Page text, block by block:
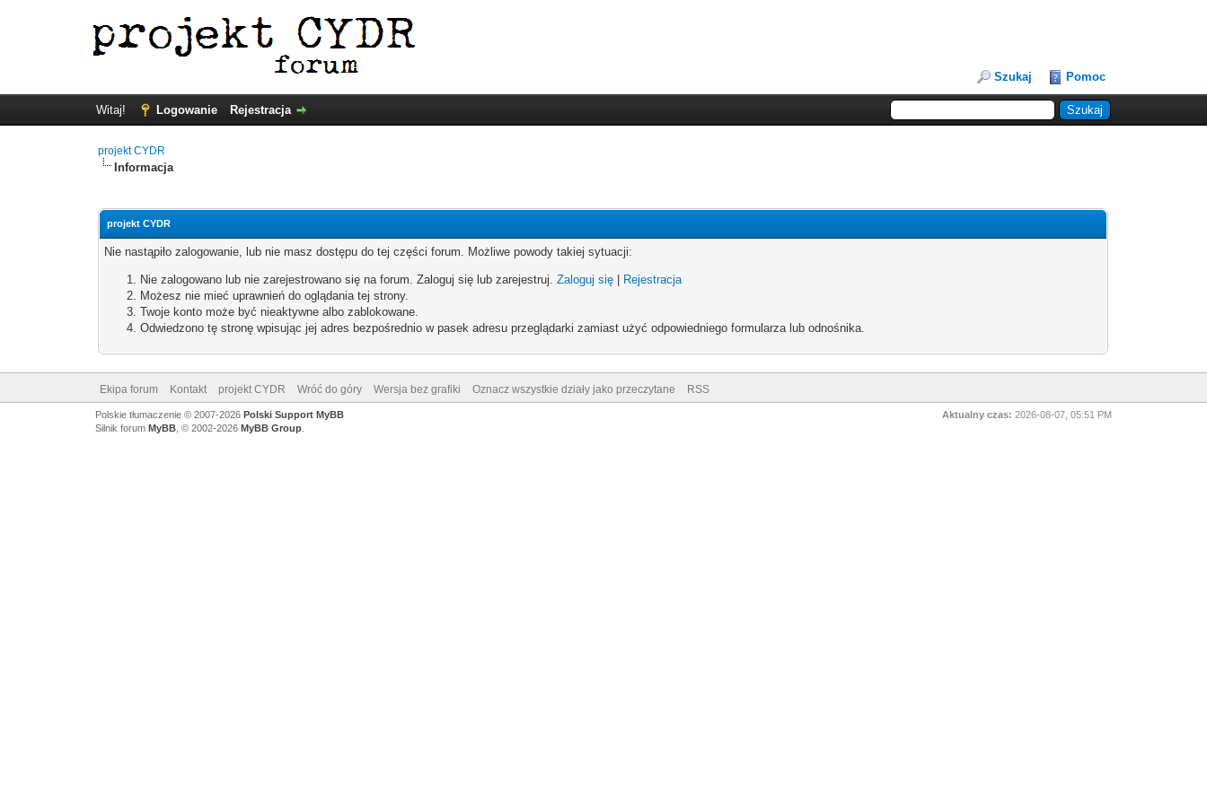
Szukaj Pomoc
Witaj! Logowanie Rejestracja
projekt CYDR
Informacja
projekt CYDR
Nie nastąpiło zalogowanie, lub nie masz dostępu do tej części forum. Możliwe powody takiej sytuacji:
Nie zalogowano lub nie zarejestrowano się na forum. Zaloguj się lub zarejestruj.Zaloguj się
Rejestracja
Możesz nie mieć uprawnień do oglądania tej strony.
Twoje konto może być nieaktywne albo zablokowane.
Odwiedzono tę stronę wpisując jej adres bezpośrednio w pasek adresu przeglądarki zamiast użyć odpowiedniego formularza lub odnośnika.
Ekipa forum Kontakt projekt CYDR Wróć do góry Wersja bez grafiki Oznacz wszystkie działy jako przeczytane RSS
Aktualny czas: 2026-08-07, 05:51 PM
Polskie tłumaczenie © 2007-2026 Polski Support MyBB
Silnik forum MyBB, © 2002-2026 MyBB Group.